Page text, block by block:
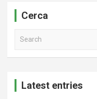
Cerca
Latest entries